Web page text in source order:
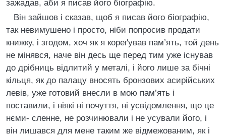
зажадав, аби я писав його біографію.
Він зайшов і сказав, щоб я писав його біографію,
так невимушено і просто, ніби попросив продати
книжку, і згодом, хоч як я кореґував пам’ять, той день
не мінявся, наче він десь ще перед тим уже існував
до дрібниць відлитий у металі, і його лише за бічні
кільця, як до палацу вносять бронзових асирійських
левів, уже готовий внесли в мою пам’ять і
поставили, і ніякі ні почуття, ні усвідомлення, що це
нєми- сленне, не розчинювали і не усували його, і
він лишався для мене таким же відмежованим, як і